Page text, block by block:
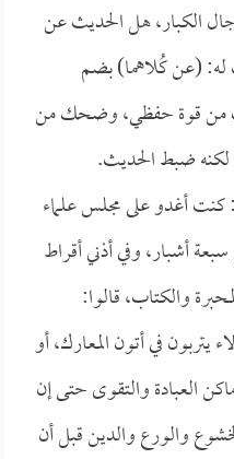
الكبار، هل الحديث عن
(عن كُلاهما) بضم
من قوة حفظي، وضحك من
لكنه ضبط الحديث.
أغدو على مجلس علماء
أشبار، وفي أذني أقراط
والكتاب، قالوا:
في أتون المعارك، أو
العبادة والتقوى حتى إن
والورع والدين قبل أن